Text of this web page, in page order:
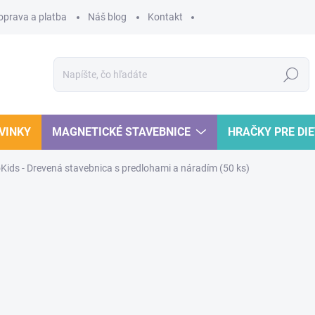
a platba Náš blog Kontakt
Hľadať
MAGNETICKÉ STAVEBNICE HRAČKY PRE
- Drevená stavebnica s predlohami a náradím (50 ks)